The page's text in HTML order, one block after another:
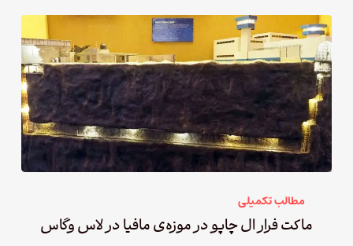
مطالب تکمیلی
ماکت فرار ال چاپو در موزه‌ی مافیا در لاس وگاس